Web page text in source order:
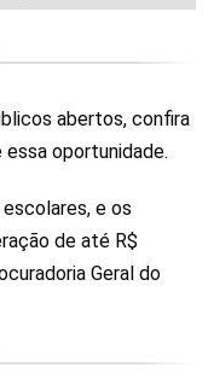
abertos, confira
oportunidade.
e os
de até R$
Geral do